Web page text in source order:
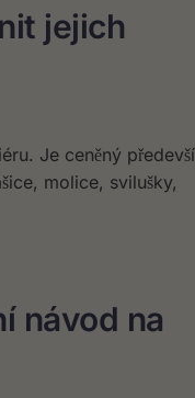
jejich
Je ceněný
molice, svilušky,
návod na